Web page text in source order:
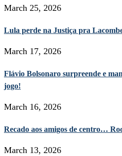
March 25, 2026
Lula perde na Justiça pra
March 17, 2026
Flávio Bolsonaro surpreende e
jogo!
March 16, 2026
Recado aos amigos de centro…
March 13, 2026